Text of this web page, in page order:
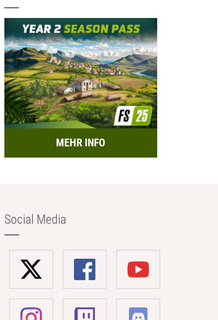
MEHR INFO
Social Media